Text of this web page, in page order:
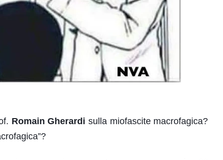
Romain Gherardi sulla miofascite macrofagica?